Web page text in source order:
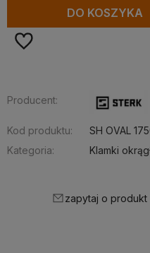
DO KOSZYKA
Producent:
Kod produktu:
SH OVAL
Kategoria:
Klamki
zapytaj o produkt